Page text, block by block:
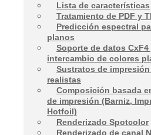
Lista de características
Tratamiento de PDF y
Predicción espectral
planos
Soporte de datos CxF4
intercambio de colores
Sustratos de
realistas
Composición basada
de impresión (Barniz,
Hotfoil)
Renderizado Spotcolor
Renderizado de canal